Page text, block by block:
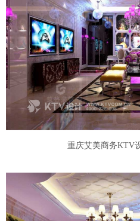
重庆艾美商务KTV